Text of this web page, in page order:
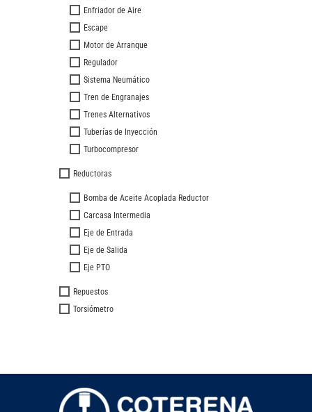
Enfriador de Aire
Escape
Motor de Arranque
Regulador
Sistema Neumático
Tren de Engranajes
Trenes Alternativos
Tuberías de Inyección
Turbocompresor
Reductoras
Bomba de Aceite Acoplada Reductor
Carcasa Intermedia
Eje de Entrada
Eje de Salida
Eje PTO
Repuestos
Torsiómetro